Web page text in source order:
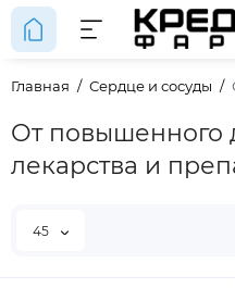
Главная Сердце и сосуды
От повышенного
лекарства и
45